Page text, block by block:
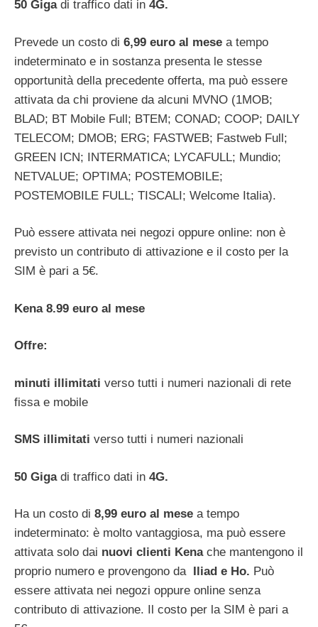
50 Gigadi traffico dati in 4G.
Prevede un costo di 6,99 euro al mese a tempo
indeterminato e in sostanza presenta le stesse
opportunità della precedente offerta, ma può essere
attivata da chi proviene da alcuni MVNO (1MOB;
BLAD; BT Mobile Full; BTEM; CONAD; COOP; DAILY
TELECOM; DMOB; ERG; FASTWEB; Fastweb Full;
GREEN ICN; INTERMATICA; LYCAFULL; Mundio;
NETVALUE; OPTIMA; POSTEMOBILE;
POSTEMOBILE FULL; TISCALI; Welcome Italia).
Può essere attivata nei negozi oppure online: non è
previsto un contributo di attivazione e il costo per la
SIM è pari a 5€.
Kena 8.99 euro al mese
Offre:
minuti illimitati verso tutti i numeri nazionali di rete
fissa e mobile
SMS illimitati verso tutti i numeri nazionali
50 Gigadi traffico dati in 4G.
Ha un costo di 8,99 euro al mese a tempo
indeterminato: è molto vantaggiosa, ma può essere
attivata solo dai nuovi clienti Kenache mantengono il
proprio numero e provengono da
Iliad e Ho. Può
essere attivata nei negozi oppure online senza
contributo di attivazione. Il costo per la SIM è pari a